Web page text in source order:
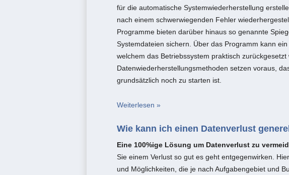
für die automatische Systemwiederherstellung
nach einem schwerwiegenden Fehler
Programme bieten darüber hinaus so genannte
Systemdateien sichern. Über das Programm kann
welchem das Betriebssystem praktisch zurückgesetzt
Datenwiederherstellungsmethoden setzen voraus,
grundsätzlich noch zu starten ist.
Weiterlesen »
Wie kann ich einen Datenverlust
Eine 100%ige Lösung um Datenverlust zu
Sie einem Verlust so gut es geht entgegenwirken.
und Möglichkeiten, die je nach Aufgabengebiet und